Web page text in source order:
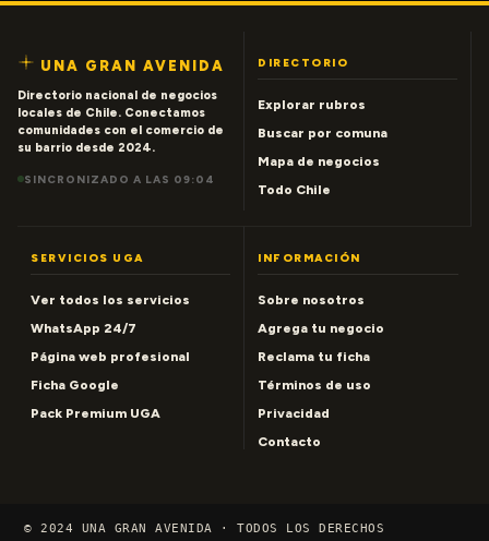
UNA GRAN AVENIDA
Directorio nacional de negocios
locales de Chile. Conectamos
comunidades con el comercio de
su barrio desde 2024.
SINCRONIZADO A LAS 09:04
DIRECTORIO
Explorar rubros
Buscar por comuna
Mapa de negocios
Todo Chile
SERVICIOS UGA
Ver todos los servicios
WhatsApp 24/7
Página web profesional
Ficha Google
Pack Premium UGA
INFORMACIÓN
Sobre nosotros
Agrega tu negocio
Reclama tu ficha
Términos de uso
Privacidad
Contacto
© 2024 UNA GRAN AVENIDA · TODOS LOS DERECHOS